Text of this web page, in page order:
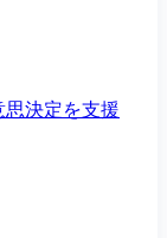
決定を支援